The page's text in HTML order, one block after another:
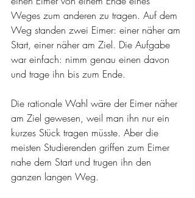
Weges zum anderen zu tragen. Auf dem
Weg standen zwei Eimer: einer näher am
Start, einer näher am Ziel. Die Aufgabe
war einfach: nimm genau einen davon
und trage ihn bis zum Ende.
Die rationale Wahl wäre der Eimer näher
am Ziel gewesen, weil man ihn nur ein
kurzes Stück tragen müsste. Aber die
meisten Studierenden griffen zum Eimer
nahe dem Start und trugen ihn den
ganzen langen Weg.